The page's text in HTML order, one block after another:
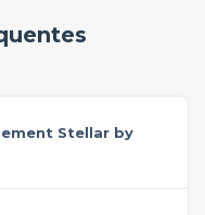
Stellar by